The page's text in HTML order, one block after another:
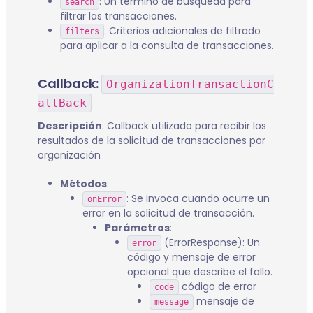
search
filtrar las transacciones.
filters
: Criterios adicionales de filtrado
para aplicar a la consulta de transacciones.
Callback:
OrganizationTransactionC
allBack
Descripción: Callback utilizado para recibir los
resultados de la solicitud de transacciones por
organización
Métodos:
onError : Se invoca cuando ocurre un
error en la solicitud de transacción.
Parámetros:
error
(ErrorResponse): Un
código y mensaje de error
opcional que describe el fallo.
code código de error
message
mensaje de